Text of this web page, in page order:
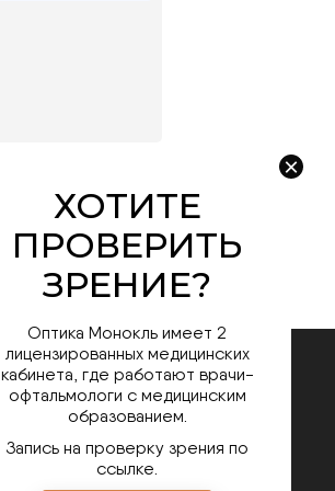
Оптика Монокль имеет 2
лицензированных медицинских
кабинета, где работают врачи-
офтальмологи с медицинским
образованием.
Запись на проверку зрения по
ссылке.